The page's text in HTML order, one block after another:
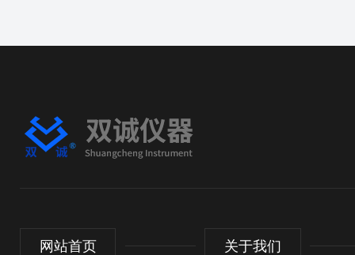
网站首页 关于我们